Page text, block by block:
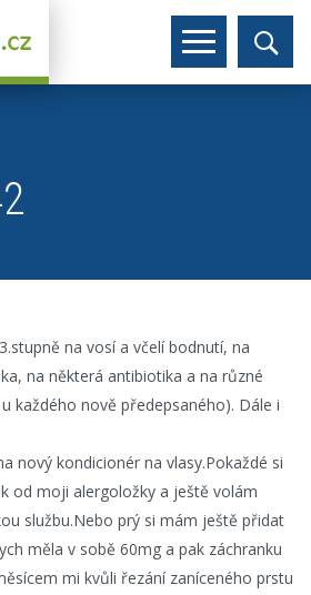
na vosí a včelí bodnutí, na
na některá antibiotika a na různé
každého nově předepsaného). Dále i
nový kondicionér na vlasy.Pokaždé si
od moji alergoložky a ještě volám
službu.Nebo prý si mám ještě přidat
měla v sobě 60mg a pak záchranku
mi kvůli řezání zaníceného prstu